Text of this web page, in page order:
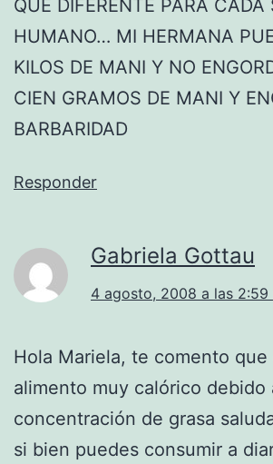
QUE DIFERENTE PARA CADA
HUMANO… MI HERMANA
KILOS DE MANI Y NO
CIEN GRAMOS DE MANI Y
BARBARIDAD
Responder
Gabriela Gottau
4 agosto, 2008 a las 2:59
Hola Mariela, te comento que
alimento muy calórico debido
concentración de grasa
si bien puedes consumir a